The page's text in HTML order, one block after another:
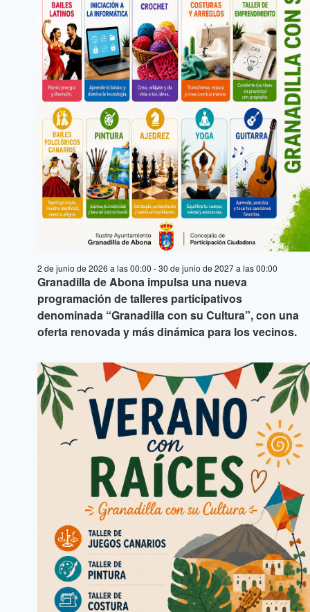
Granadilla de Abona impulsa una nueva
programación de talleres participativos
denominada “Granadilla con su Cultura”, con una
oferta renovada y más dinámica para los vecinos.
2 de junio de 2026 a las 00:00 -30 de junio de 2027 a las 00:00